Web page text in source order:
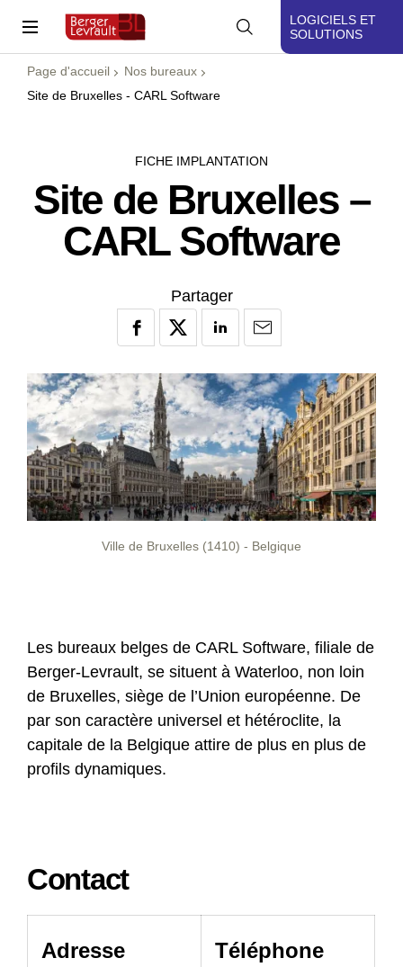
LOGICIELS ET
SOLUTIONS
Page d'accueil
Nos bureaux
Site de Bruxelles - CARL Software
FICHE IMPLANTATION
Site de Bruxelles –
CARL Software
Partager
Ville de Bruxelles (1410) - Belgique
Les bureaux belges de CARL Software, filiale de
Berger-Levrault, se situent à Waterloo, non loin
de Bruxelles, siège de l’Union européenne. De
par son caractère universel et hétéroclite, la
capitale de la Belgique attire de plus en plus de
profils dynamiques.
Contact
Adresse Téléphone